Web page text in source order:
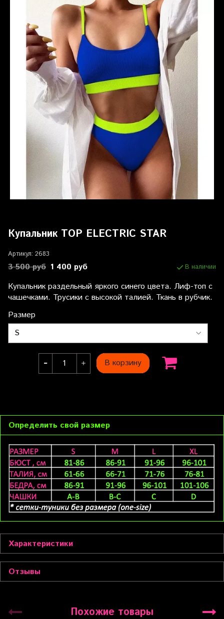
Купальник TOP ELECTRIC STAR
Артикул: 2683
3 500 руб 1 400 руб В наличии
Купальник раздельный яркого синего цвета. Лиф-топ с
чашечками. Трусики с высокой талией. Ткань в рубчик.
Размер
В корзину
Определить свой размер
Характеристики
Отзывы
Похожие товары